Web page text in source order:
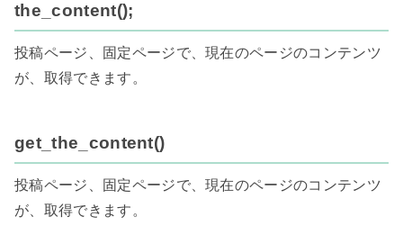
the_content();
投稿ページ、固定ページで、現在のページのコンテンツ
が、取得できます。
get_the_content()
投稿ページ、固定ページで、現在のページのコンテンツ
が、取得できます。